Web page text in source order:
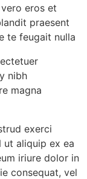
eros et
praesent
te feugait nulla
nibh
magna
exerci
aliquip ex ea
iriure dolor in
consequat, vel